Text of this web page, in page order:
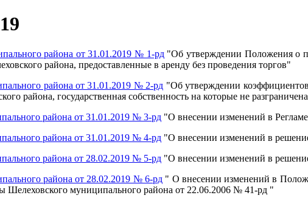
района от 31.01.2019 № 1-рд"Об утверждении Положения о
района, предоставленные в аренду без проведения торгов"
района от 31.01.2019 № 2-рд "Об утверждении
района, государственная собственность на которые не
района от 31.01.2019 № 3-рд "О внесении изменений в
района от 31.01.2019 № 4-рд "О внесении изменений в
района от 28.02.2019 № 5-рд "О внесении изменений в
района от 28.02.2019 № 6-рд " О внесении изменений в
Шелеховского муниципального района от 22.06.2006 № 41-рд "